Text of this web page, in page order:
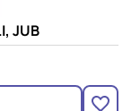
JUB